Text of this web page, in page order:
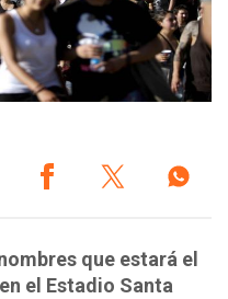
que estará el
el Estadio Santa